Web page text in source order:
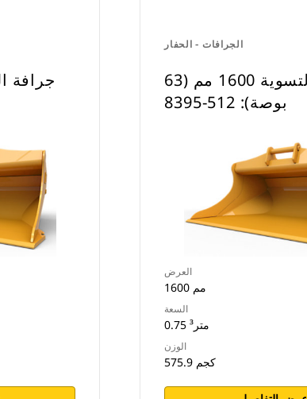
الجرافات - الحفار
جرافة التسوية 1600 مم (63
بوصة): 512-8395
العرض
1600 مم
السعة
0.75 متر³
الوزن
575.9 كجم